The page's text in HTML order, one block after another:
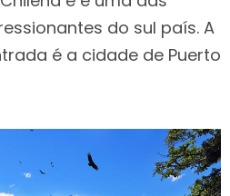
do sul país. A
é a cidade de Puerto